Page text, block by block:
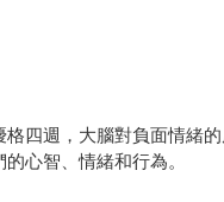
四週，大腦對負面情緒
心智、情緒和行為。